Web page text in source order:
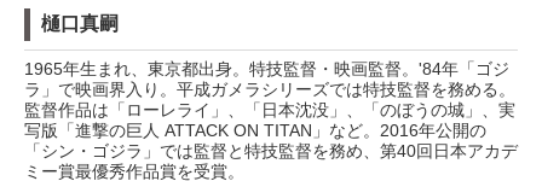
樋口真嗣
1965年生まれ、東京都出身。特技監督・映画監督。'84年「ゴジ
ラ」で映画界入り。平成ガメラシリーズでは特技監督を務める。
監督作品は「ローレライ」、「日本沈没」、「のぼうの城」、実
写版「進撃の巨人 ATTACK ON TITAN」など。2016年公開の
「シン・ゴジラ」では監督と特技監督を務め、第40回日本アカデ
ミー賞最優秀作品賞を受賞。